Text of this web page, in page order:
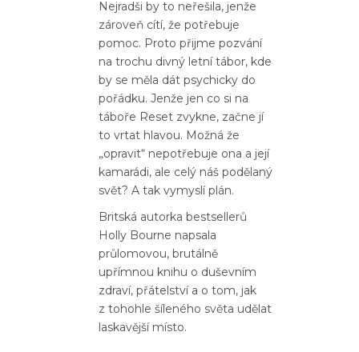
Nejradši by to neřešila, jenže
zároveň cítí, že potřebuje
pomoc. Proto přijme pozvání
na trochu divný letní tábor, kde
by se měla dát psychicky do
pořádku. Jenže jen co si na
táboře Reset zvykne, začne jí
to vrtat hlavou. Možná že
„opravit“ nepotřebuje ona a její
kamarádi, ale celý náš podělaný
svět? A tak vymyslí plán.
Britská autorka bestsellerů
Holly Bourne napsala
průlomovou, brutálně
upřímnou knihu o duševním
zdraví, přátelství a o tom, jak
z tohohle šíleného světa udělat
laskavější místo.